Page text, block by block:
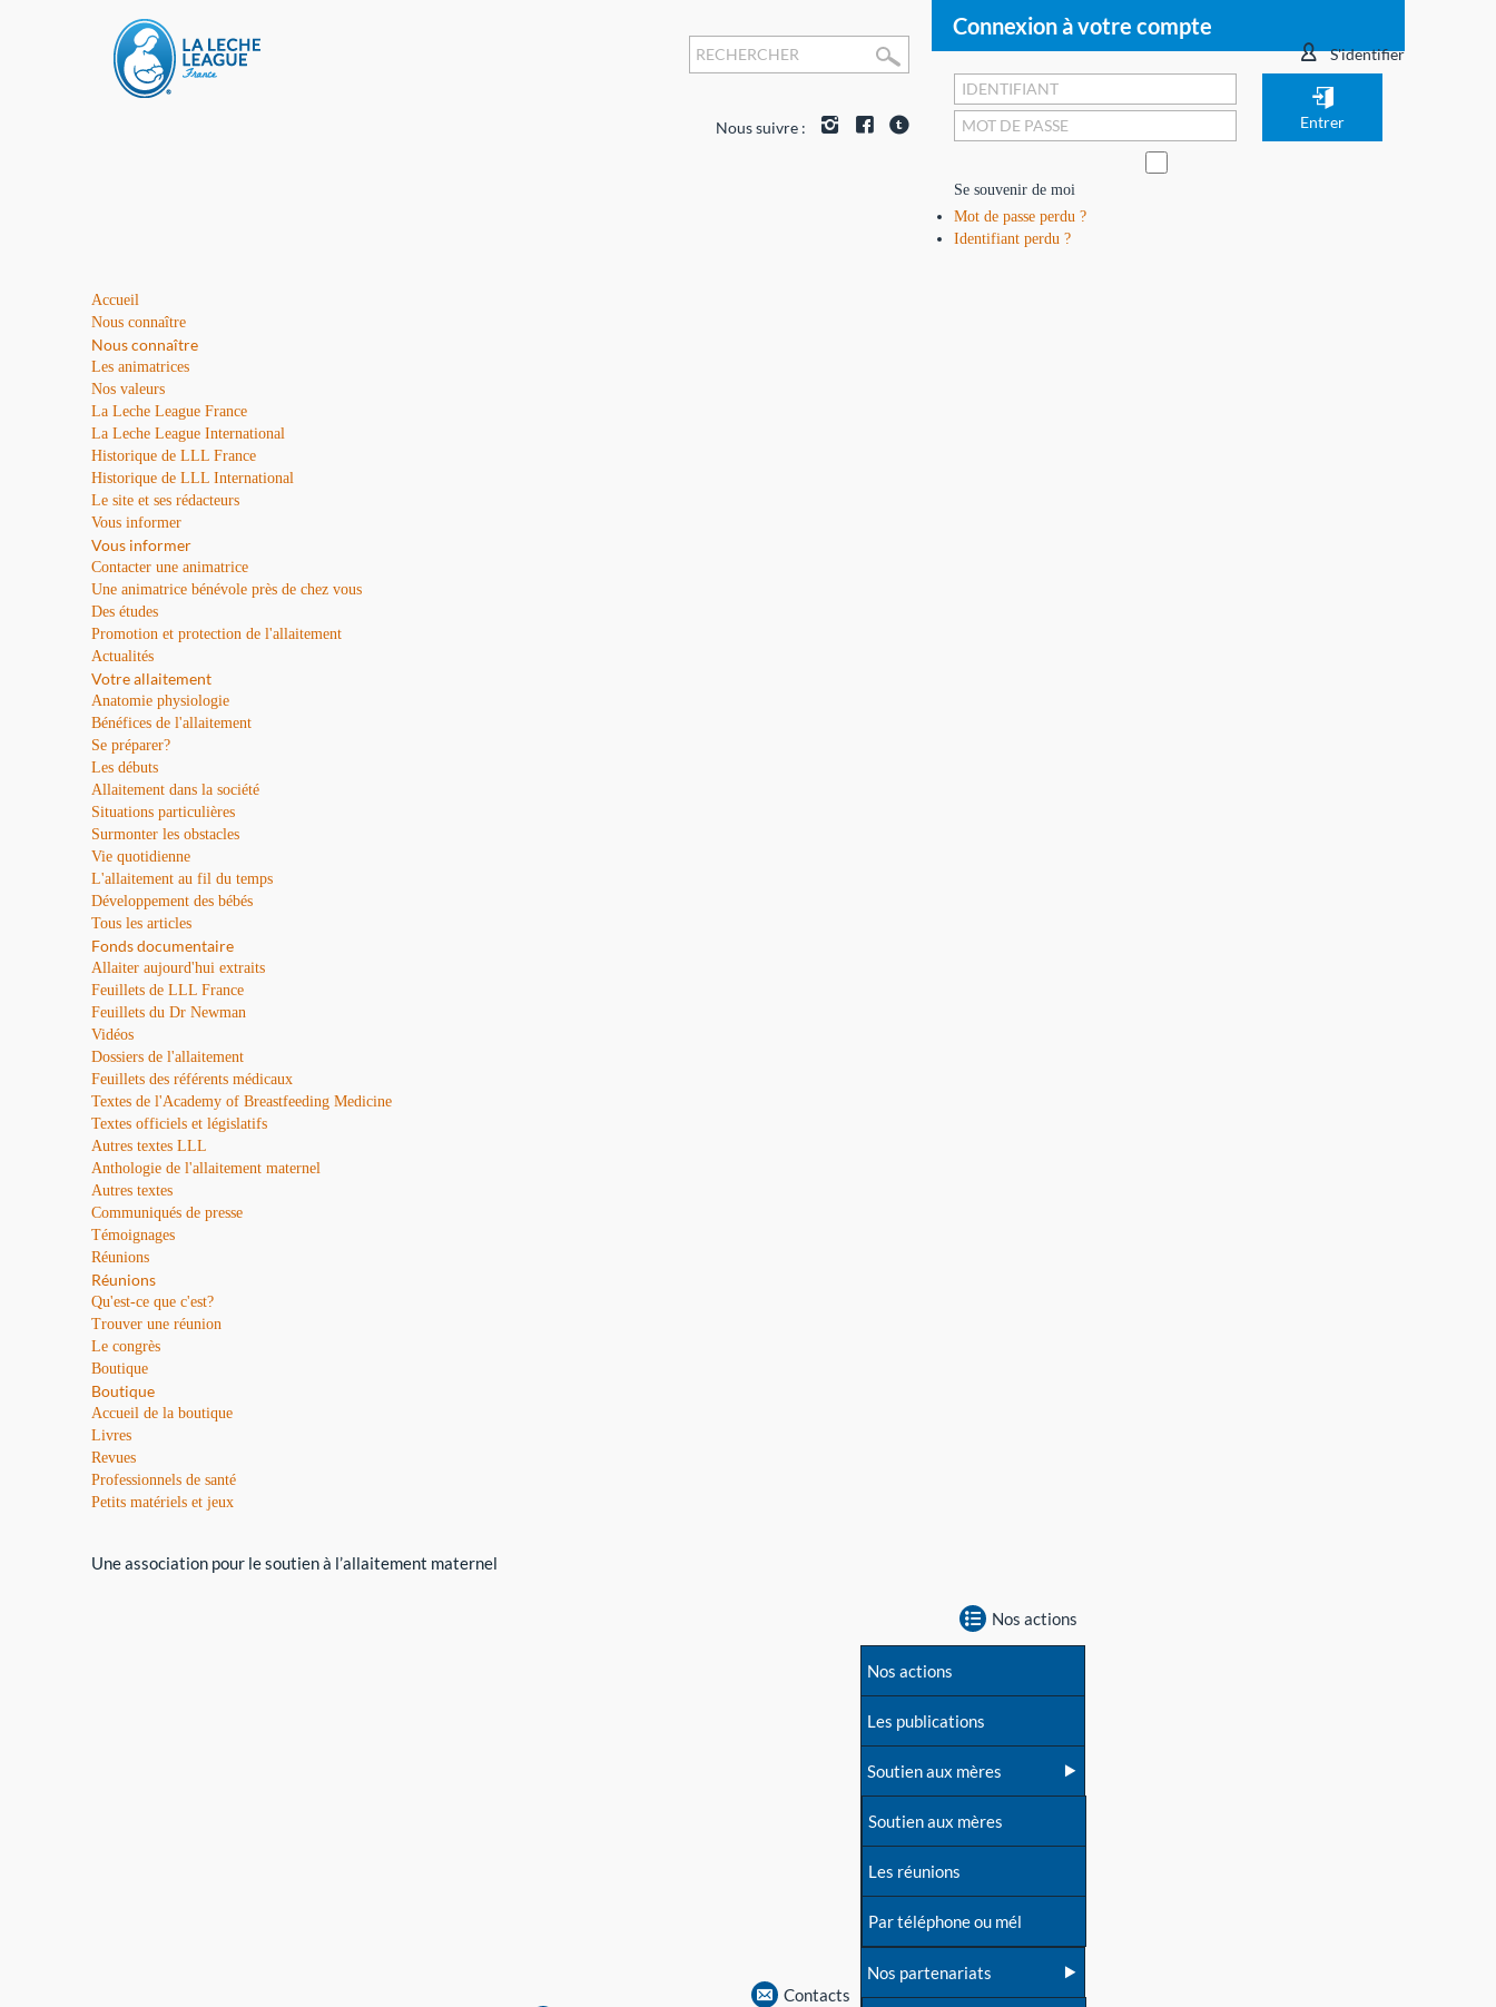
S'identifier
Connexion à votre compte
Se souvenir de moi
Mot de passe perdu ?
Identifiant perdu ?
Nous suivre :
Accueil
Nous connaître
Nous connaître
Les animatrices
Nos valeurs
La Leche League France
La Leche League International
Historique de LLL France
Historique de LLL International
Le site et ses rédacteurs
Vous informer
Vous informer
Contacter une animatrice
Une animatrice bénévole près de chez vous
Des études
Promotion et protection de l'allaitement
Actualités
Votre allaitement
Anatomie physiologie
Bénéfices de l'allaitement
Se préparer?
Les débuts
Allaitement dans la société
Situations particulières
Surmonter les obstacles
Vie quotidienne
L'allaitement au fil du temps
Développement des bébés
Tous les articles
Fonds documentaire
Allaiter aujourd'hui extraits
Feuillets de LLL France
Feuillets du Dr Newman
Vidéos
Dossiers de l'allaitement
Feuillets des référents médicaux
Textes de l'Academy of Breastfeeding Medicine
Textes officiels et législatifs
Autres textes LLL
Anthologie de l'allaitement maternel
Autres textes
Communiqués de presse
Témoignages
Réunions
Réunions
Qu'est-ce que c'est?
Trouver une réunion
Le congrès
Boutique
Boutique
Accueil de la boutique
Livres
Revues
Professionnels de santé
Petits matériels et jeux
Une association pour le soutien à l’allaitement maternel
Contacts
Nos actions
Nos actions
Les publications
Soutien aux mères
Soutien aux mères
Les réunions
Par téléphone ou mél
Nos partenariats